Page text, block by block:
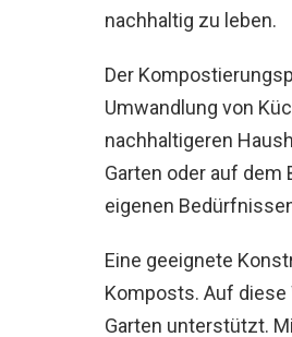
nachhaltig zu leben.
Der
Umwandlung von
nachhaltigeren
Garten oder auf dem
eigenen
Eine geeignete
Komposts. Auf
Garten unterstützt.